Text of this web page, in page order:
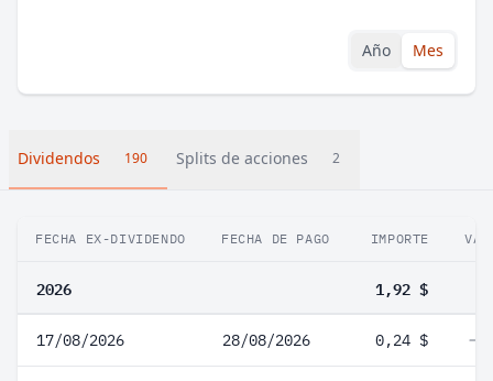
Año Mes
Dividendos 190 Splits de acciones 2
FECHA EX-DIVIDENDO FECHA DE PAGO IMPORTE
2026 1,92 $
17/08/2026 28/08/2026 0,24 $